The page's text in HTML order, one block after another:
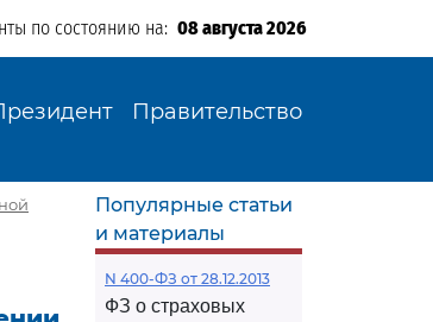
по состоянию на: 08 августа 2026
Правительство
Популярные статьи
и материалы
N 400-ФЗ от 28.12.2013
ФЗ о страховых